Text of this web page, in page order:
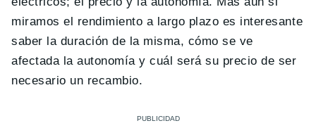
miramos el rendimiento a largo plazo es interesante
saber la duración de la misma, cómo se ve
afectada la autonomía y cuál será su precio de ser
necesario un recambio.